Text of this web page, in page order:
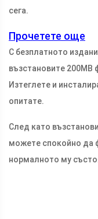
сега.
Прочетете още
С безплатното
възстановите 200MB
Изтеглете и
опитате.
След като
можете спокойно да
нормалното му